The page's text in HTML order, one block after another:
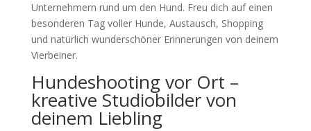
Unternehmern rund um den Hund. Freu dich auf einen
besonderen Tag voller Hunde, Austausch, Shopping
und natürlich wunderschöner Erinnerungen von deinem
Vierbeiner.
Hundeshooting vor Ort –
kreative Studiobilder von
deinem Liebling